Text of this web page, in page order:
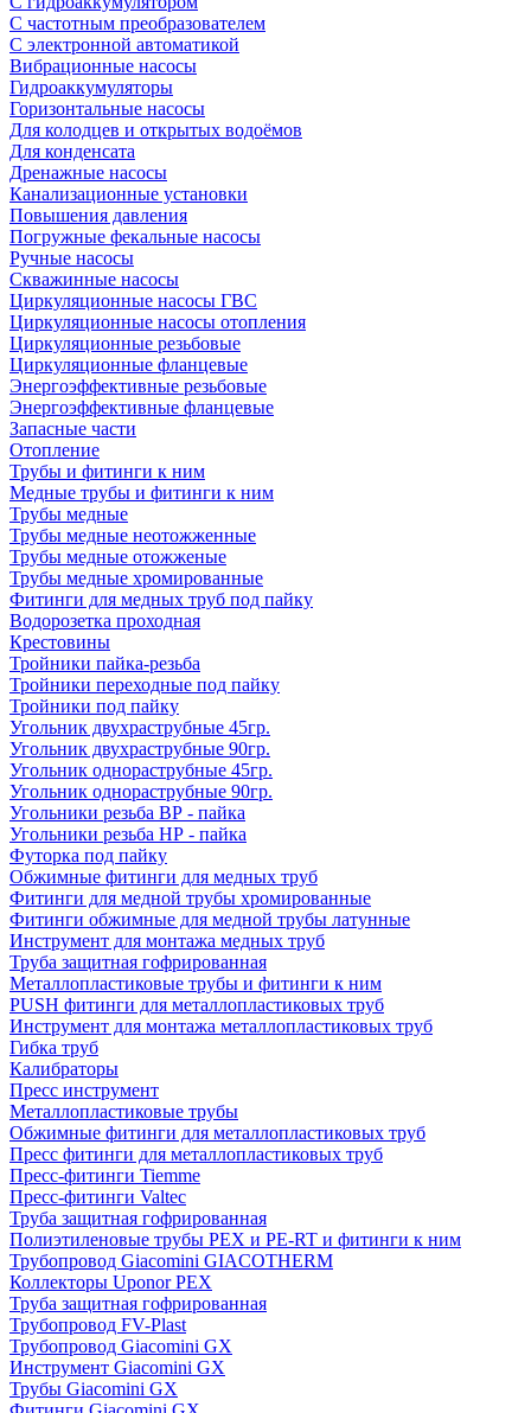
С частотным преобразователем
С электронной автоматикой
Вибрационные насосы
Гидроаккумуляторы
Горизонтальные насосы
Для колодцев и открытых водоёмов
Для конденсата
Дренажные насосы
Канализационные установки
Повышения давления
Погружные фекальные насосы
Ручные насосы
Скважинные насосы
Циркуляционные насосы ГВС
Циркуляционные насосы отопления
Циркуляционные резьбовые
Циркуляционные фланцевые
Энергоэффективные резьбовые
Энергоэффективные фланцевые
Запасные части
Отопление
Трубы и фитинги к ним
Медные трубы и фитинги к ним
Трубы медные
Трубы медные неотожженные
Трубы медные отожженые
Трубы медные хромированные
Фитинги для медных труб под пайку
Водорозетка проходная
Крестовины
Тройники пайка-резьба
Тройники переходные под пайку
Тройники под пайку
Угольник двухраструбные 45гр.
Угольник двухраструбные 90гр.
Угольник однораструбные 45гр.
Угольник однораструбные 90гр.
Угольники резьба ВР - пайка
Угольники резьба НР - пайка
Футорка под пайку
Обжимные фитинги для медных труб
Фитинги для медной трубы хромированные
Фитинги обжимные для медной трубы латунные
Инструмент для монтажа медных труб
Труба защитная гофрированная
Металлопластиковые трубы и фитинги к ним
PUSH фитинги для металлопластиковых труб
Инструмент для монтажа металлопластиковых труб
Гибка труб
Калибраторы
Пресс инструмент
Металлопластиковые трубы
Обжимные фитинги для металлопластиковых труб
Пресс фитинги для металлопластиковых труб
Пресс-фитинги Tiemme
Пресс-фитинги Valtec
Труба защитная гофрированная
Полиэтиленовые трубы PEX и PE-RT и фитинги к ним
Трубопровод Giacomini GIACOTHERM
Коллекторы Uponor PEX
Труба защитная гофрированная
Трубопровод FV-Plast
Трубопровод Giacomini GX
Инструмент Giacomini GX
Трубы Giacomini GX